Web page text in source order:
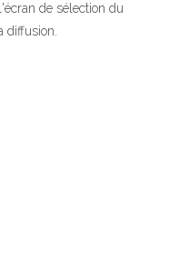
de sélection du
diffusion.